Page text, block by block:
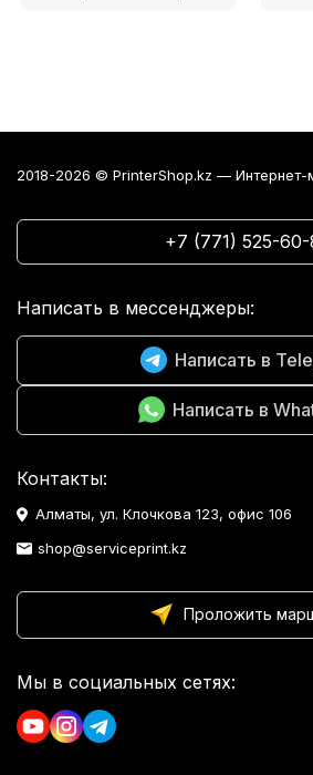
2018-2026 © PrinterShop.kz — Интернет-
+7 (771) 525-
Написать в мессенджеры:
Написать в
Написать в
Контакты:
Алматы, ул. Клочкова 123, офис 106
shop@serviceprint.kz
Проложить
Мы в социальных сетях: